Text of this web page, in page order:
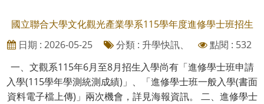
國立聯合大學文化觀光產業學系115學年度進修學士班招生
日期 : 2026-05-25
分類 : 升學快訊、
點閱 : 532
一、文觀系115年6月至8月招生入學尚有「進修學士班申請
入學(115學年學測統測成績)」、「進修學士班一般入學(書面
資料電子檔上傳)」兩次機會，詳見海報資訊。 二、進修學士